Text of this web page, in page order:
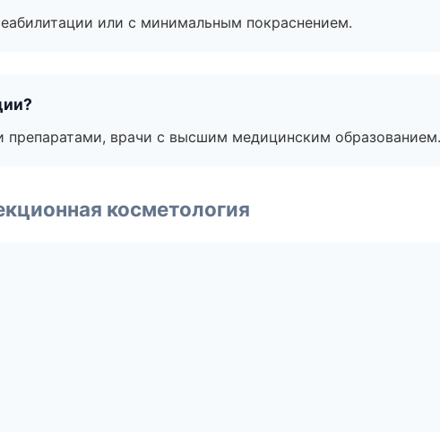
или с минимальным покраснением.
препаратами, врачи с высшим медицинским образованием.
косметология